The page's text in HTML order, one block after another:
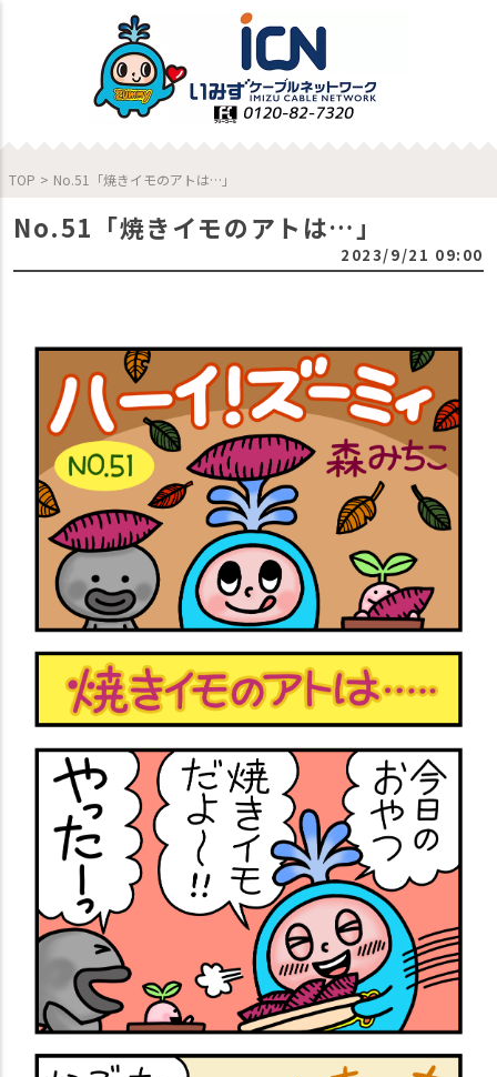
TOP > No.51「焼きイモのアトは…」
No.51「焼きイモのアトは…」
2023/9/21 09:00